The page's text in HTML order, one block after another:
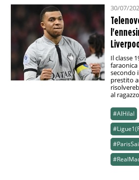
30/07/
Il classe
secondo
prestito
al
#AlHilal